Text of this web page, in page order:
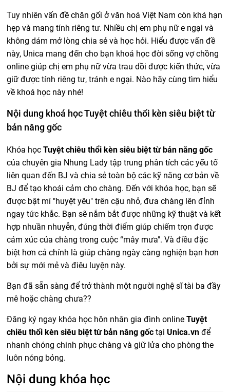
Tuy nhiên vấn đề chăn gối ở văn hoá Việt Nam còn khá hạn
hẹp và mang tính riêng tư. Nhiều chị em phụ nữ e ngại và
không dám mở lòng chia sẻ và học hỏi. Hiểu được vấn đề
này, Unica mang đến cho bạn khoá học đời sống vợ chồng
online giúp chị em phụ nữ vừa trau dồi được kiến thức, vừa
giữ được tính riêng tư, tránh e ngại. Nào hãy cùng tìm hiểu
về khoá học này nhé!
Nội dung khoá học Tuyệt chiêu thổi kèn siêu biệt từ
bản năng gốc
Khóa học Tuyệt chiêu thổi kèn siêu biệt từ bản năng gốc
của chuyên gia Nhung Lady tập trung phân tích các yếu tố
liên quan đến BJ và chia sẻ toàn bộ các kỹ năng cơ bản về
BJ để tạo khoái cảm cho chàng. Đến với khóa học, bạn sẽ
được bật mí "huyệt yêu" trên cậu nhỏ, đưa chàng lên đỉnh
ngay tức khắc. Bạn sẽ nắm bắt được những kỹ thuật và kết
hợp nhuần nhuyễn, đúng thời điểm giúp chiếm trọn được
cảm xúc của chàng trong cuộc “mây mưa". Và điều đặc
biệt hơn cả chính là giúp chàng ngày càng nghiện bạn hơn
bởi sự mới mẻ và điêu luyện này.
Bạn đã sẵn sàng để trở thành một người nghệ sĩ tài ba đầy
mê hoặc chàng chưa??
Đăng ký ngay khóa học hôn nhân gia đình onlineTuyệt
chiêu thổi kèn siêu biệt từ bản năng gốc tại Unica.vnđể
nhanh chóng chinh phục chàng và giữ lửa cho phòng the
luôn nóng bỏng.
Nội dung khóa học